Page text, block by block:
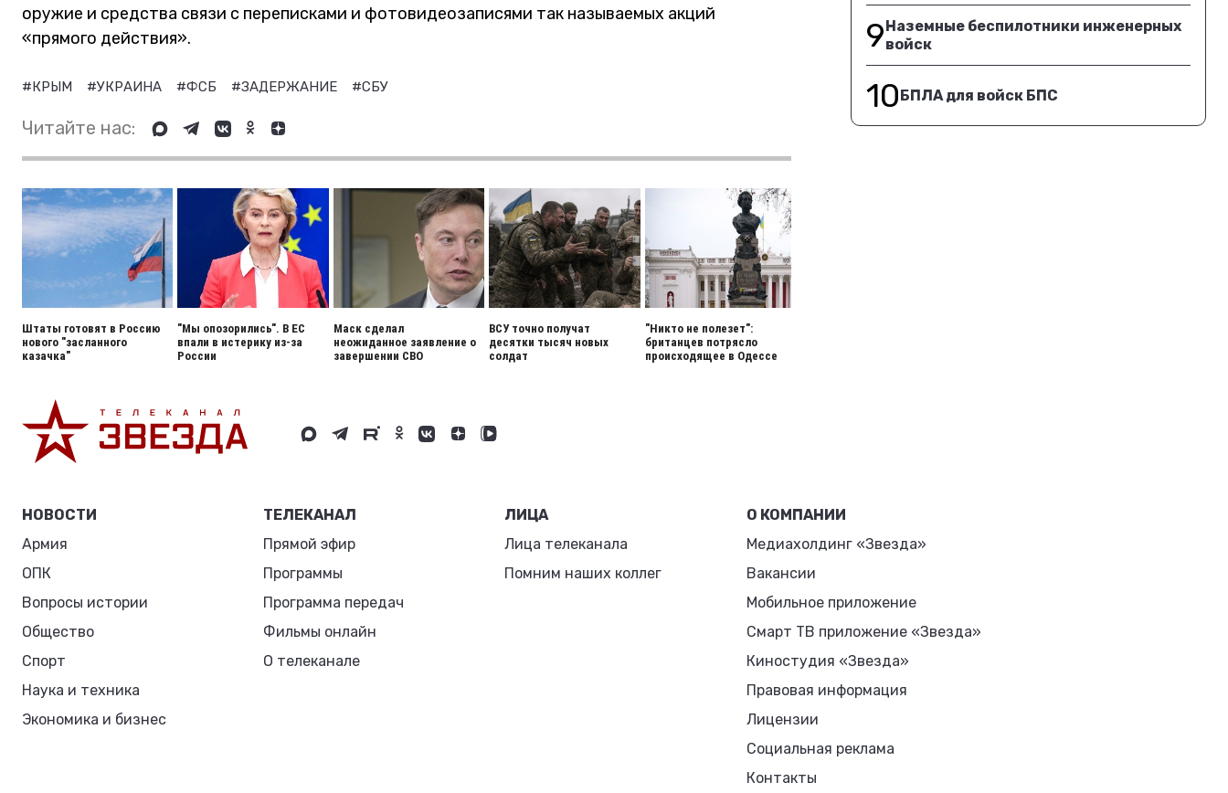
оружие и средства связи с переписками и фотовидеозаписями так называемых акций
«прямого действия».
#КРЫМ #УКРАИНА #ФСБ #ЗАДЕРЖАНИЕ #СБУ
Читайте нас:
Штаты готовят в Россию
нового "засланного
казачка"
"Мы опозорились". В ЕС
впали в истерику из-за
России
Маск сделал
неожиданное заявление о
завершении СВО
ВСУ точно получат
десятки тысяч новых
солдат
"Никто не полезет":
британцев потрясло
происходящее в Одессе
9Наземные беспилотники инженерных
войск
10БПЛА для войск БПС
НОВОСТИ
Армия
ОПК
Вопросы истории
Общество
Спорт
Наука и техника
Экономика и бизнес
ТЕЛЕКАНАЛ
Прямой эфир
Программы
Программа передач
Фильмы онлайн
О телеканале
ЛИЦА
Лица телеканала
Помним наших коллег
О КОМПАНИИ
Медиахолдинг «Звезда»
Вакансии
Мобильное приложение
Смарт ТВ приложение «Звезда»
Киностудия «Звезда»
Правовая информация
Лицензии
Социальная реклама
Контакты